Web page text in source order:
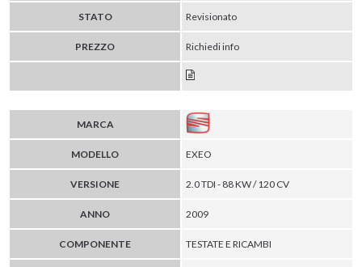
STATO
Revisionato
PREZZO Richiedi info
MARCA
MODELLO EXEO
VERSIONE 2.0 TDI - 88 KW / 120 CV
ANNO 2009
COMPONENTE TESTATE E RICAMBI